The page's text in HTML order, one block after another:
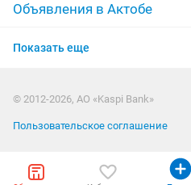
Объявления в Актобе
Объявления в Павлодаре
Объявления в Уральске
Показать еще
© 2012-2026, АО «Kaspi Bank»
Пользовательское соглашение